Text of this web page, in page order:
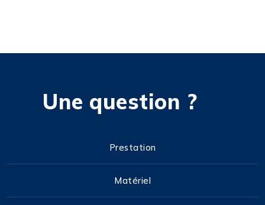
Une question ?
Prestation
Matériel